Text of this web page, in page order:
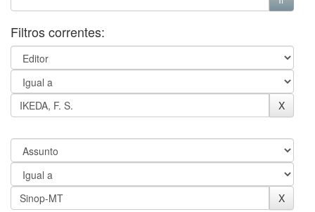
Filtros correntes: